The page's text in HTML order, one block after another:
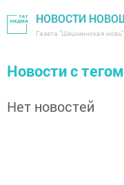
НОВОСТИ
Газета "Шешминская
Новости с
Нет новостей